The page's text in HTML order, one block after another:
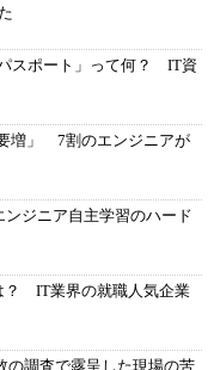
スポート」って何？ IT資
増」 7割のエンジニアが
ジニア自主学習のハード
？ IT業界の就職人気企業
の調査で露呈した現場の苦